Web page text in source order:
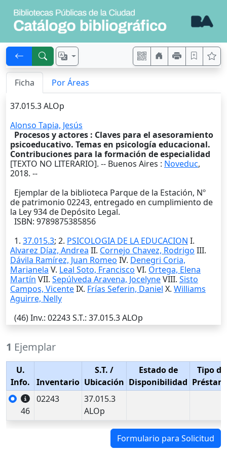
Ficha Por Áreas
37.015.3 ALOp
Alonso Tapia, Jesús
Procesos y actores : Claves para el asesoramiento
psicoeducativo. Temas en psicología educacional.
Contribuciones para la formación de especialidad
[TEXTO NO LITERARIO]. -- Buenos Aires : Noveduc,
2018. --
Ejemplar de la biblioteca Parque de la Estación, Nº
de patrimonio 02243, entregado en cumplimiento de
la Ley 934 de Depósito Legal.
ISBN: 9789875385856
1. 37.015.3; 2. PSICOLOGIA DE LA EDUCACION I.
Alvarez Díaz, Andrea II. Cornejo Chavez, Rodrigo III.
Dávila Ramírez, Juan Romeo IV. Denegri Coria,
Marianela V. Leal Soto, Francisco VI. Ortega, Elena
Martín VII. Sepúlveda Aravena, JocelyneVIII. Sisto
Campos, VicenteIX. Frías Seferin, Daniel X. Williams
Aguirre, Nelly
(46)Inv.: 02243S.T.: 37.015.3 ALOp
1 Ejemplar
U.
Info.
Inventario
S.T. /
Ubicación
Estado de
Disponibilidad
Tipo de
46
02243
37.015.3
ALOp
Formulario para Solicitud